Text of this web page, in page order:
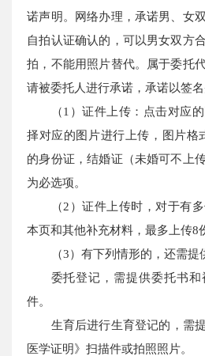
诺声明。网络办理，承诺男、女
自拍认证确认的，可以男女双方
拍，不能用照片替代。属于委托
请被委托人进行承诺，承诺以签名
（1）证件上传：点击对应
择对应的图片进行上传，图片格
的身份证，结婚证（未婚可不上
为必选项。
（2）证件上传时，对于有
本页和其他补充材料，最多上传8
（3）有下列情形的，还需提
委托登记，需提供委托书
件。
生育后进行生育登记的，需
医学证明》扫描件或拍照照片。